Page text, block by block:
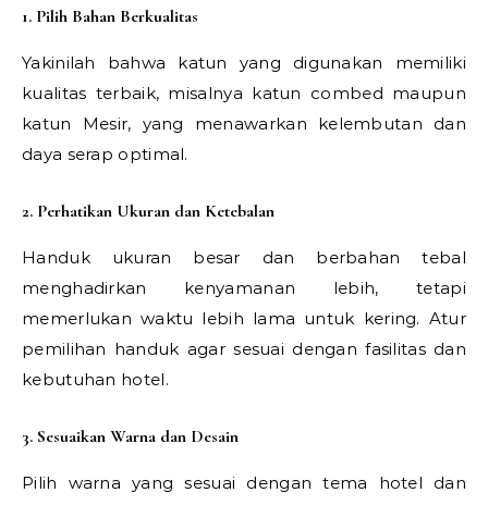
1. Pilih Bahan Berkualitas
Yakinilah bahwa katun yang digunakan memiliki
kualitas terbaik, misalnya katun combed maupun
katun Mesir, yang menawarkan kelembutan dan
daya serap optimal.
2. Perhatikan Ukuran dan Ketebalan
Handuk ukuran besar dan berbahan tebal
menghadirkan kenyamanan lebih, tetapi
memerlukan waktu lebih lama untuk kering. Atur
pemilihan handuk agar sesuai dengan fasilitas dan
kebutuhan hotel.
3. Sesuaikan Warna dan Desain
Pilih warna yang sesuai dengan tema hotel dan